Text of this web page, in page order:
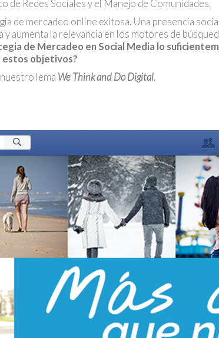
de Redes Sociales y el Manejo de Comunidades.
de mercadeo online exitosa. Una presencia
aumenta la relevancia en los motores de
de Mercadeo en Social Media lo
estos objetivos?
lema We Think and Do Digital.